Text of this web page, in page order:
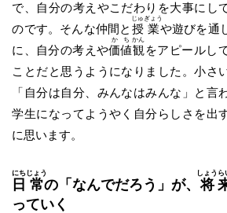
で、自分の考えやこだわりを大事にし
のです。そんな仲間と 授
じゅ
業
ぎょう
や遊びを通
に、自分の考えや価
か
値
ち
観
かん
をアピールし
ことだと思うようになりました。小さ
「自分は自分、みんなはみんな」と言
学生になってようやく自分らしさを出
に思います。
日
にち
常
じょう
の「なんでだろう」が、将
しょう ら
っていく